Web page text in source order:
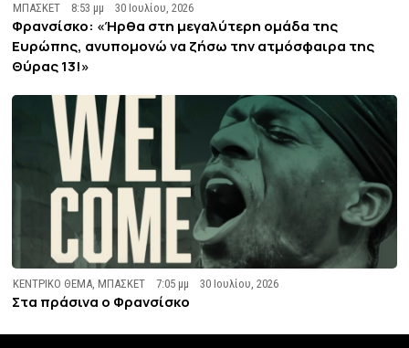
ΜΠΑΣΚΕΤ 8:53 μμ 30 Ιουλίου, 2026
Φρανσίσκο: «Ήρθα στη μεγαλύτερη ομάδα της
Ευρώπης, ανυπομονώ να ζήσω την ατμόσφαιρα της
Θύρας 13!»
ΚΕΝΤΡΙΚΟ ΘΕΜΑ,ΜΠΑΣΚΕΤ 7:05 μμ 30 Ιουλίου, 2026
Στα πράσινα ο Φρανσίσκο